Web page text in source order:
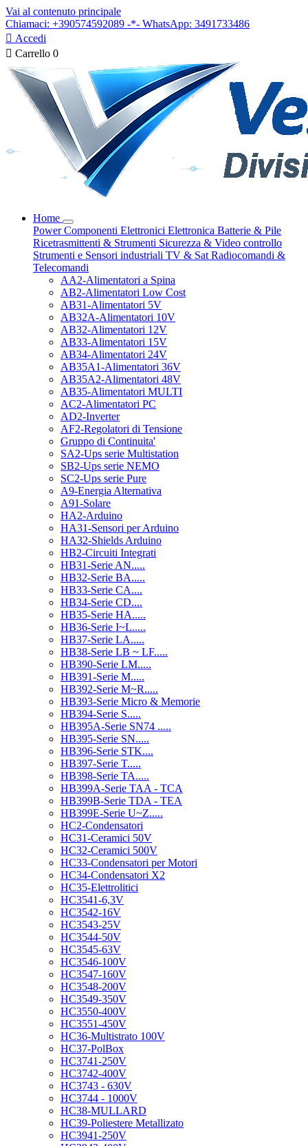
Vai al contenuto principale
Chiamaci: +390574592089 -*- WhatsApp: 3491733486
 Accedi
 Carrello 0
Home
PowerComponenti Elettronici Elettronica Batterie & Pile
Ricetrasmittenti & Strumenti Sicurezza & Video controllo
Strumenti e Sensori industriali TV & Sat Radiocomandi &
Telecomandi
AA2-Alimentatori a Spina
AB2-Alimentatori Low Cost
AB31-Alimentatori 5V
AB32A-Alimentatori 10V
AB32-Alimentatori 12V
AB33-Alimentatori 15V
AB34-Alimentatori 24V
AB35A1-Alimentatori 36V
AB35A2-Alimentatori 48V
AB35-Alimentatori MULTI
AC2-Alimentatori PC
AD2-Inverter
AF2-Regolatori di Tensione
Gruppo di Continuita'
SA2-Ups serie Multistation
SB2-Ups serie NEMO
SC2-Ups serie Pure
A9-Energia Alternativa
A91-Solare
HA2-Arduino
HA31-Sensori per Arduino
HA32-Shields Arduino
HB2-Circuiti Integrati
HB31-Serie AN.....
HB32-Serie BA.....
HB33-Serie CA....
HB34-Serie CD....
HB35-Serie HA.....
HB36-Serie I~L.....
HB37-Serie LA.....
HB38-Serie LB ~ LF.....
HB390-Serie LM.....
HB391-Serie M.....
HB392-Serie M~R.....
HB393-Serie Micro & Memorie
HB394-Serie S.....
HB395A-Serie SN74 .....
HB395-Serie SN.....
HB396-Serie STK....
HB397-Serie T.....
HB398-Serie TA.....
HB399A-Serie TAA - TCA
HB399B-Serie TDA - TEA
HB399E-Serie U~Z.....
HC2-Condensatori
HC31-Ceramici 50V
HC32-Ceramici 500V
HC33-Condensatori per Motori
HC34-Condensatori X2
HC35-Elettrolitici
HC3541-6,3V
HC3542-16V
HC3543-25V
HC3544-50V
HC3545-63V
HC3546-100V
HC3547-160V
HC3548-200V
HC3549-350V
HC3550-400V
HC3551-450V
HC36-Multistrato 100V
HC37-PolBox
HC3741-250V
HC3742-400V
HC3743 - 630V
HC3744 - 1000V
HC38-MULLARD
HC39-Poliestere Metallizato
HC3941-250V